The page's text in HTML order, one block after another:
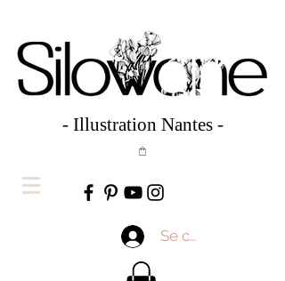
- Illustration Nantes -
Se connecter